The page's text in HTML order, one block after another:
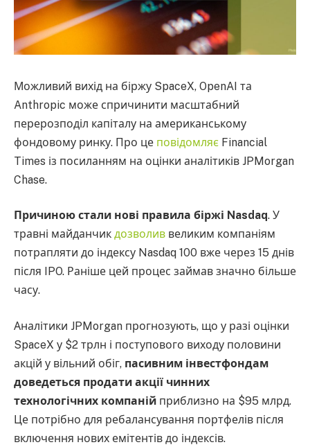
Можливий вихід на біржу SpaceX, OpenAI та
Anthropic може спричинити масштабний
перерозподіл капіталу на американському
фондовому ринку. Про це повідомляє Financial
Times із посиланням на оцінки аналітиків JPMorgan
Chase.
Причиною стали нові правила біржі Nasdaq. У
травні майданчик дозволив великим компаніям
потрапляти до індексу Nasdaq 100 вже через 15 днів
після IPO. Раніше цей процес займав значно більше
часу.
Аналітики JPMorgan прогнозують, що у разі оцінки
SpaceX у $2 трлн і поступового виходу половини
акцій у вільний обіг, пасивним інвестфондам
доведеться продати акції чинних
технологічних компаній приблизно на $95 млрд.
Це потрібно для ребалансування портфелів після
включення нових емітентів до індексів.